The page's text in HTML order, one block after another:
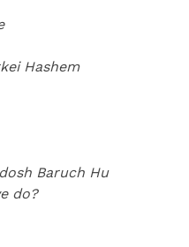
Hashem
Baruch Hu
do?